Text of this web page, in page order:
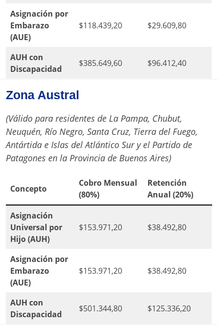
Asignación por
Embarazo
(AUE)
$118.439,20 $29.609,80
AUH con
Discapacidad
$385.649,60 $96.412,40
Zona Austral
(Válido para residentes de La Pampa, Chubut,
Neuquén, Río Negro, Santa Cruz, Tierra del Fuego,
Antártida e Islas del Atlántico Sur y el Partido de
Patagones en la Provincia de Buenos Aires)
Concepto
Cobro Mensual
(80%)
Retención
Anual (20%)
Asignación
Universal por
Hijo (AUH)
$153.971,20 $38.492,80
Asignación por
Embarazo
(AUE)
$153.971,20 $38.492,80
AUH con
Discapacidad
$501.344,80 $125.336,20